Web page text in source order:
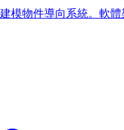
模物件導向系統。軟